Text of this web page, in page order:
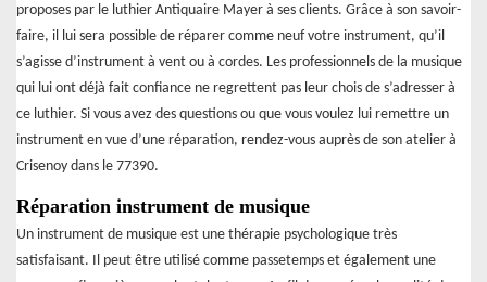
proposes par le luthier Antiquaire Mayer à ses clients. Grâce à son savoir-
faire, il lui sera possible de réparer comme neuf votre instrument, qu’il
s’agisse d’instrument à vent ou à cordes. Les professionnels de la musique
qui lui ont déjà fait confiance ne regrettent pas leur chois de s’adresser à
ce luthier. Si vous avez des questions ou que vous voulez lui remettre un
instrument en vue d’une réparation, rendez-vous auprès de son atelier à
Crisenoy dans le 77390.
Réparation instrument de musique
Un instrument de musique est une thérapie psychologique très
satisfaisant. Il peut être utilisé comme passetemps et également une